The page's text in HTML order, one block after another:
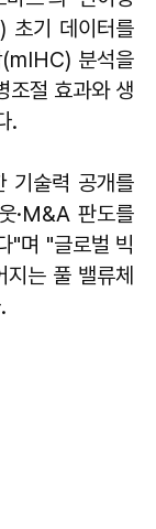
기 데이터를
(mIHC) 분석을
조절 효과와 생
.
기술력 공개를
·M&A 판도를
"며 "글로벌 빅
는 풀 밸류체